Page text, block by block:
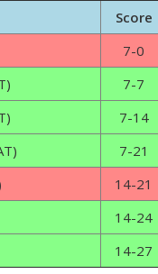
Score
7-0
7-7
7-14
7-21
14-21
14-24
14-27